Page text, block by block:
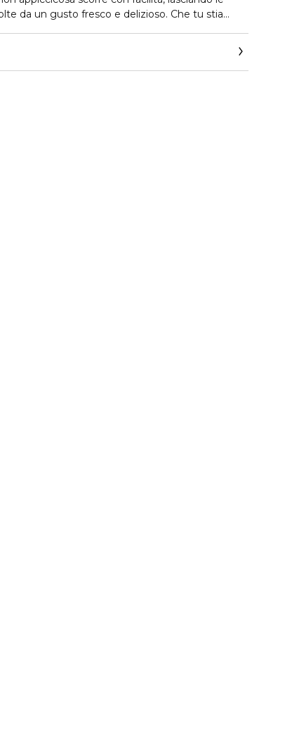
da un gusto fresco e delizioso. Che tu stia
questo lucidalabbra dona un finish scintillante
in qualsiasi momento e ovunque.